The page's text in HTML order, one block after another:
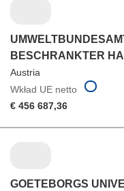
BESCHRANKTER
Austria
Wkład UE netto
€ 456 687,36
GOETEBORGS